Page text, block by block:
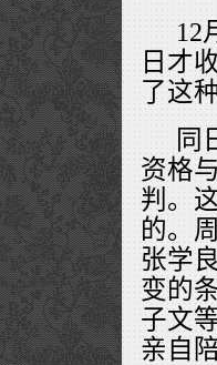
12
日才
了这
同
资格
判。
的。
张学
变的
子文
亲自